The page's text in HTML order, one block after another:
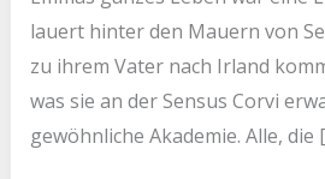
lauert hinter den Mauern von
zu ihrem Vater nach Irland
was sie an der Sensus Corvi
gewöhnliche Akademie. Alle, die